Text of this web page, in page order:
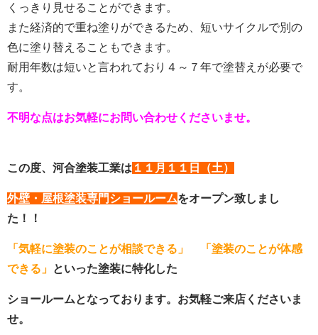
くっきり見せることができます。
また経済的で重ね塗りができるため、短いサイクルで別の
色に塗り替えることもできます。
耐用年数は短いと言われており４～７年で塗替えが必要で
す。
不明な点はお気軽にお問い合わせくださいませ。
この度、河合塗装工業は １１月１１日（土）
外壁・屋根塗装専門ショールームをオープン致しまし
た！！
「気軽に塗装のことが相談できる」
「塗装のことが体感
できる」 といった塗装に特化した
ショールームとなっております。お気軽ご来店くださいま
せ。